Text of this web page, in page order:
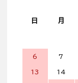
日 月
6 7
13 14